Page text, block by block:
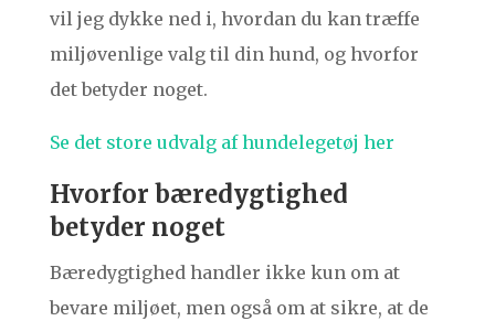
vil jeg dykke ned i, hvordan du kan træffe
miljøvenlige valg til din hund, og hvorfor
det betyder noget.
Se det store udvalg af hundelegetøj her
Hvorfor bæredygtighed
betyder noget
Bæredygtighed handler ikke kun om at
bevare miljøet, men også om at sikre, at de